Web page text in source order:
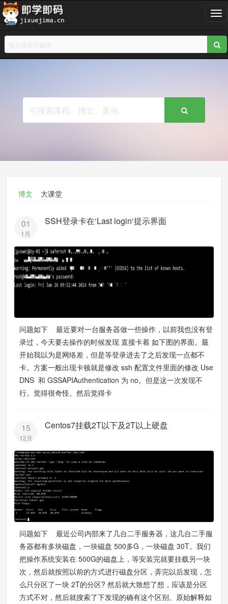
T
g
g
l
i
博文
大课堂
01
1月
SSH登录卡在‘Last login‘提示界面
问题如下 最近要对一台服务器做一些操作，以前我也没有登
录过，今天要去操作的时候发现 直接卡着 如下图的界面。最
开始我以为是网络差，但是等登录进去了之后发现一点都不
卡。方案一般出现卡顿就是修改 ssh 配置文件里面的修改 Use
DNS 和 GSSAPIAuthentication 为 no。但是这一次发现不
行。觉得很奇怪。然后觉得卡
15
12月
Centos7挂载2T以下及2T以上硬盘
问题如下 最近公司内部来了几台二手服务器，这几台二手服
务器都有多块磁盘，一块磁盘 500多G，一块磁盘 30T。我们
把操作系统安装在 500G的磁盘上，等安装完就要挂载另一块
次，然后就按照以前的方式进行磁盘分区，弄完以后发现，怎
么只分区了一块 2T的分区? 然后就大致想了想，应该是分区
方式不对，然后就搜索了下发现的确有这个区别。原始解释如